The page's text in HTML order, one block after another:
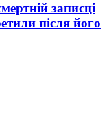
записці
після його